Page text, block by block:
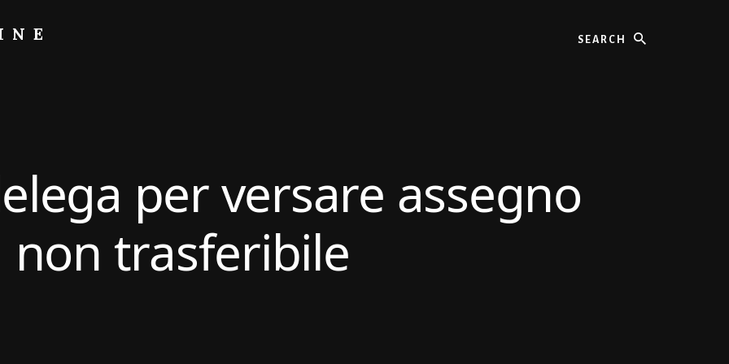
per versare assegno
non trasferibile​